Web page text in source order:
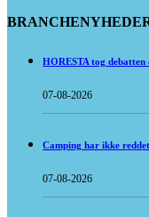
HORESTA tog
07-08-2026
Camping har ikke
07-08-2026